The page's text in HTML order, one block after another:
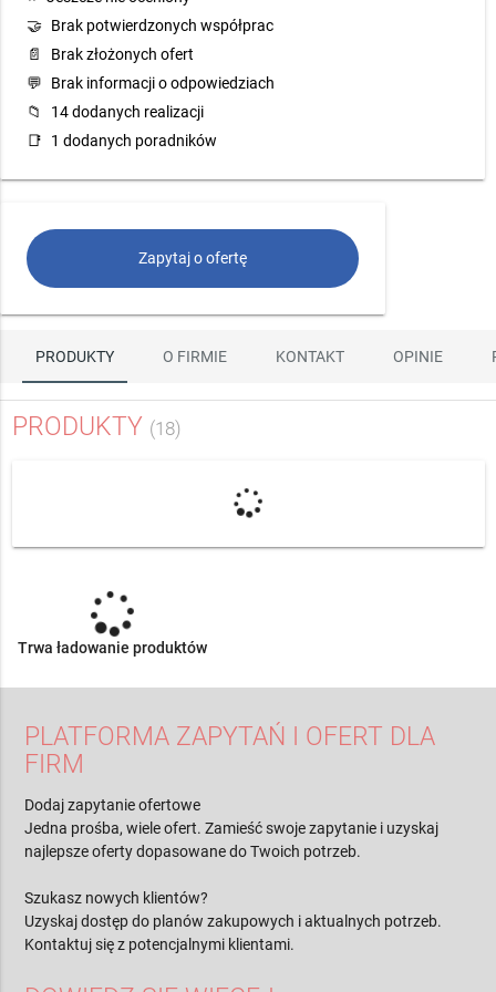
🤝 Brak potwierdzonych współprac
📄
Brak złożonych ofert
💬
Brak informacji o odpowiedziach
📁
14 dodanych realizacji
📑
1 dodanych poradników
Zapytaj o ofertę
PRODUKTY O FIRMIE KONTAKT OPINIE
PRODUKTY (18)
Trwa ładowanie produktów
PLATFORMA ZAPYTAŃ I OFERT DLA
FIRM
Dodaj zapytanie ofertowe
Jedna prośba, wiele ofert. Zamieść swoje zapytanie i uzyskaj
najlepsze oferty dopasowane do Twoich potrzeb.
Szukasz nowych klientów?
Uzyskaj dostęp do planów zakupowych i aktualnych potrzeb.
Kontaktuj się z potencjalnymi klientami.